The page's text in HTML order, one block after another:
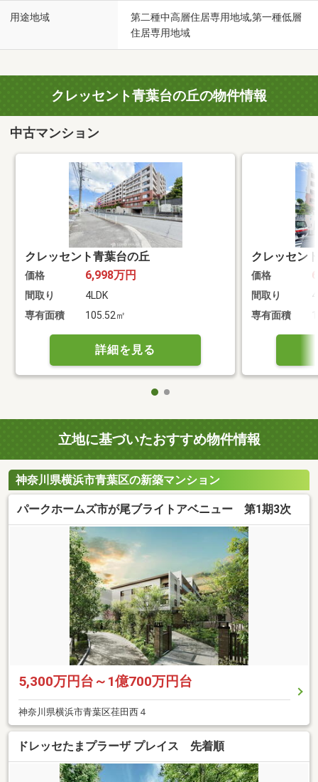
用途地域
第二種中高層住居専用地域,第一種低層
住居専用地域
クレッセント青葉台の丘の物件情報
中古マンション
クレッセント青葉台の丘
価格 6,998万円
間取り
4LDK
専有面積
105.52㎡
詳細を見る
クレッセン
価格
間取り
専有面積
立地に基づいたおすすめ物件情報
神奈川県横浜市青葉区の新築マンション
パークホームズ市が尾ブライトアベニュー 第1期3次
5,300万円台～1億700万円台
神奈川県横浜市青葉区荏田西４
ドレッセたまプラーザ プレイス 先着順